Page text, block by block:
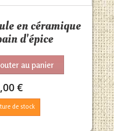
en céramique
d'épice
au panier
€
de stock